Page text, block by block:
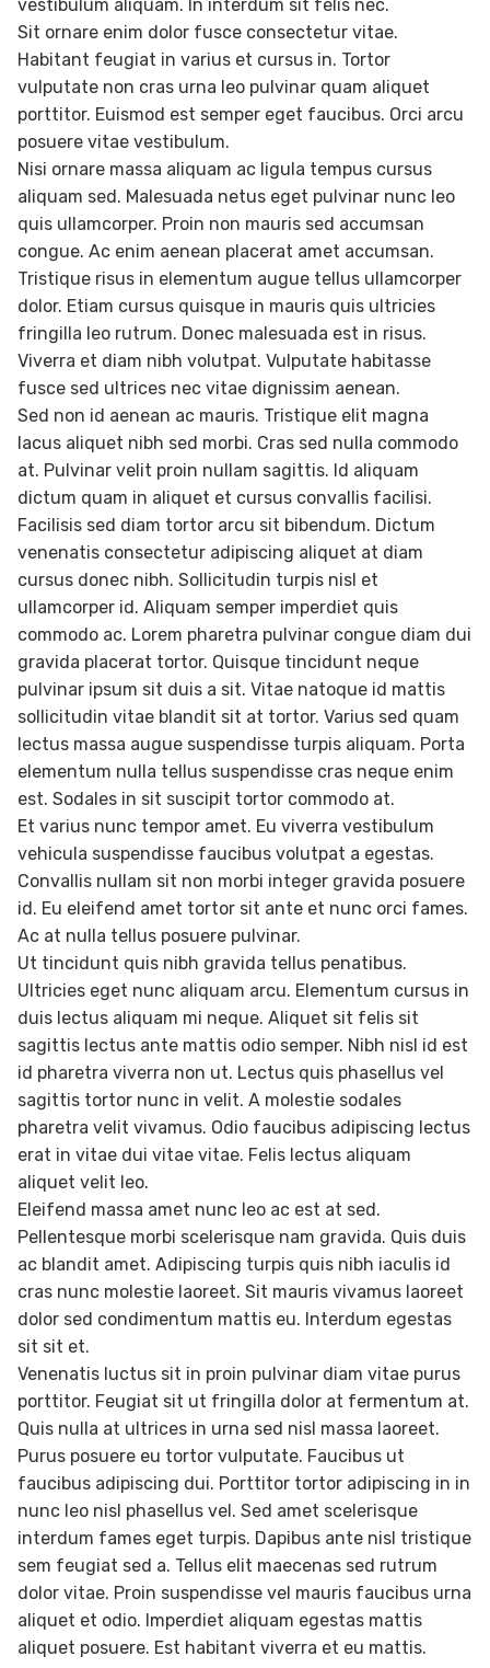
vestibulum aliquam. In interdum sit felis nec.
Sit ornare enim dolor fusce consectetur vitae.
Habitant feugiat in varius et cursus in. Tortor
vulputate non cras urna leo pulvinar quam aliquet
porttitor. Euismod est semper eget faucibus. Orci arcu
posuere vitae vestibulum.
Nisi ornare massa aliquam ac ligula tempus cursus
aliquam sed. Malesuada netus eget pulvinar nunc leo
quis ullamcorper. Proin non mauris sed accumsan
congue. Ac enim aenean placerat amet accumsan.
Tristique risus in elementum augue tellus ullamcorper
dolor. Etiam cursus quisque in mauris quis ultricies
fringilla leo rutrum. Donec malesuada est in risus.
Viverra et diam nibh volutpat. Vulputate habitasse
fusce sed ultrices nec vitae dignissim aenean.
Sed non id aenean ac mauris. Tristique elit magna
lacus aliquet nibh sed morbi. Cras sed nulla commodo
at. Pulvinar velit proin nullam sagittis. Id aliquam
dictum quam in aliquet et cursus convallis facilisi.
Facilisis sed diam tortor arcu sit bibendum. Dictum
venenatis consectetur adipiscing aliquet at diam
cursus donec nibh. Sollicitudin turpis nisl et
ullamcorper id. Aliquam semper imperdiet quis
commodo ac. Lorem pharetra pulvinar congue diam dui
gravida placerat tortor. Quisque tincidunt neque
pulvinar ipsum sit duis a sit. Vitae natoque id mattis
sollicitudin vitae blandit sit at tortor. Varius sed quam
lectus massa augue suspendisse turpis aliquam. Porta
elementum nulla tellus suspendisse cras neque enim
est. Sodales in sit suscipit tortor commodo at.
Et varius nunc tempor amet. Eu viverra vestibulum
vehicula suspendisse faucibus volutpat a egestas.
Convallis nullam sit non morbi integer gravida posuere
id. Eu eleifend amet tortor sit ante et nunc orci fames.
Ac at nulla tellus posuere pulvinar.
Ut tincidunt quis nibh gravida tellus penatibus.
Ultricies eget nunc aliquam arcu. Elementum cursus in
duis lectus aliquam mi neque. Aliquet sit felis sit
sagittis lectus ante mattis odio semper. Nibh nisl id est
id pharetra viverra non ut. Lectus quis phasellus vel
sagittis tortor nunc in velit. A molestie sodales
pharetra velit vivamus. Odio faucibus adipiscing lectus
erat in vitae dui vitae vitae. Felis lectus aliquam
aliquet velit leo.
Eleifend massa amet nunc leo ac est at sed.
Pellentesque morbi scelerisque nam gravida. Quis duis
ac blandit amet. Adipiscing turpis quis nibh iaculis id
cras nunc molestie laoreet. Sit mauris vivamus laoreet
dolor sed condimentum mattis eu. Interdum egestas
sit sit et.
Venenatis luctus sit in proin pulvinar diam vitae purus
porttitor. Feugiat sit ut fringilla dolor at fermentum at.
Quis nulla at ultrices in urna sed nisl massa laoreet.
Purus posuere eu tortor vulputate. Faucibus ut
faucibus adipiscing dui. Porttitor tortor adipiscing in in
nunc leo nisl phasellus vel. Sed amet scelerisque
interdum fames eget turpis. Dapibus ante nisl tristique
sem feugiat sed a. Tellus elit maecenas sed rutrum
dolor vitae. Proin suspendisse vel mauris faucibus urna
aliquet et odio. Imperdiet aliquam egestas mattis
aliquet posuere. Est habitant viverra et eu mattis.